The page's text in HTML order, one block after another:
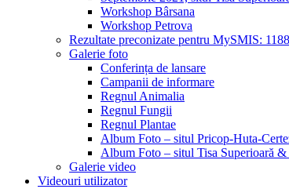
Workshop Bârsana
Workshop Petrova
Rezultate preconizate pentru MySMIS:
Galerie foto
Conferința de lansare
Campanii de informare
Regnul Animalia
Regnul Fungii
Regnul Plantae
Album Foto – situl Pricop-Huta-
Album Foto – situl Tisa Superioară &
Galerie video
Videouri utilizator